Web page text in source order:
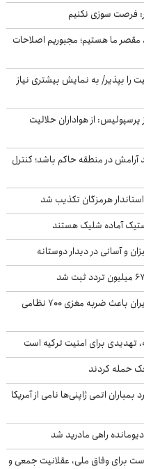
فرصت سوزی نکنیم
مقصر ما هستیم؛ مجبوریم اصلاحات
را بپذیر/ به نمایش بیشتری نیاز
از هواداران حلالیت
در منطقه حاکم باشد؛ کنترل
هرمزگان تکذیب شد
آماده شلیک هستند
و آسانی در دیدار دوستانه
آسوشیتدپرس افشا کرد: حملات سنگین ایران باعث ضربه مغزی ۷۰۰ نظامی
تهدیدی برای امنیت ترکیه است
حمله کردند
اتمی ژاپنی‌ها نامی از آمریکا
راهی مادرید شد
برای وفاق ملی، عقلانیت جمعی و